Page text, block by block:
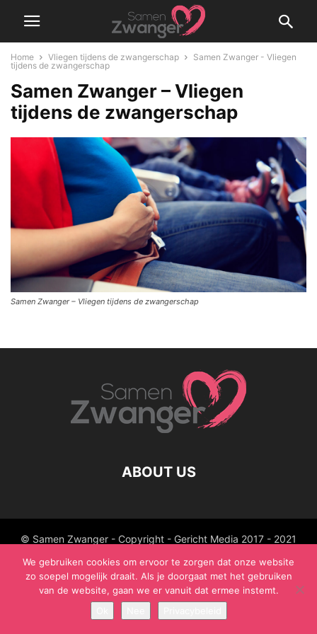
Home Vliegen tijdens de zwangerschap
Samen Zwanger - Vliegen
tijdens de zwangerschap
Samen Zwanger – Vliegen
tijdens de zwangerschap
Samen Zwanger – Vliegen tijdens de zwangerschap
ABOUT US
© Samen Zwanger - Copyright - Gericht Media 2017 - 2021
We gebruiken cookies om ervoor te zorgen dat onze website
zo soepel mogelijk draait. Als je doorgaat met het gebruiken
van de website, gaan we er vanuit dat ermee instemt.